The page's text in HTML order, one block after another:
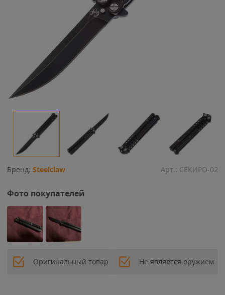
Бренд: Steelclaw Арт.: СЕКИРО-02
Фото покупателей
Оригинальный товар Не является оружием